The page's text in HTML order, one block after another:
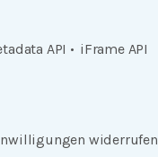
API iFrame API
widerrufen